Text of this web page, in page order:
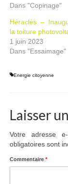
Dans "Copinage"
Héraclès –
la toiture
1 juin 2023
Dans "Essaimage"
Energie citoyenne
Laisser
Votre adresse
obligatoires sont
Commentaire *